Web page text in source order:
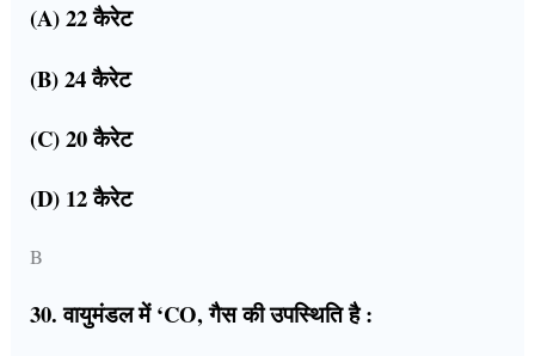
(A) 22 कैरेट
(B) 24 कैरेट
(C) 20 कैरेट
(D) 12 कैरेट
B
30. वायुमंडल में ‘CO, गैस की उपस्थिति है :